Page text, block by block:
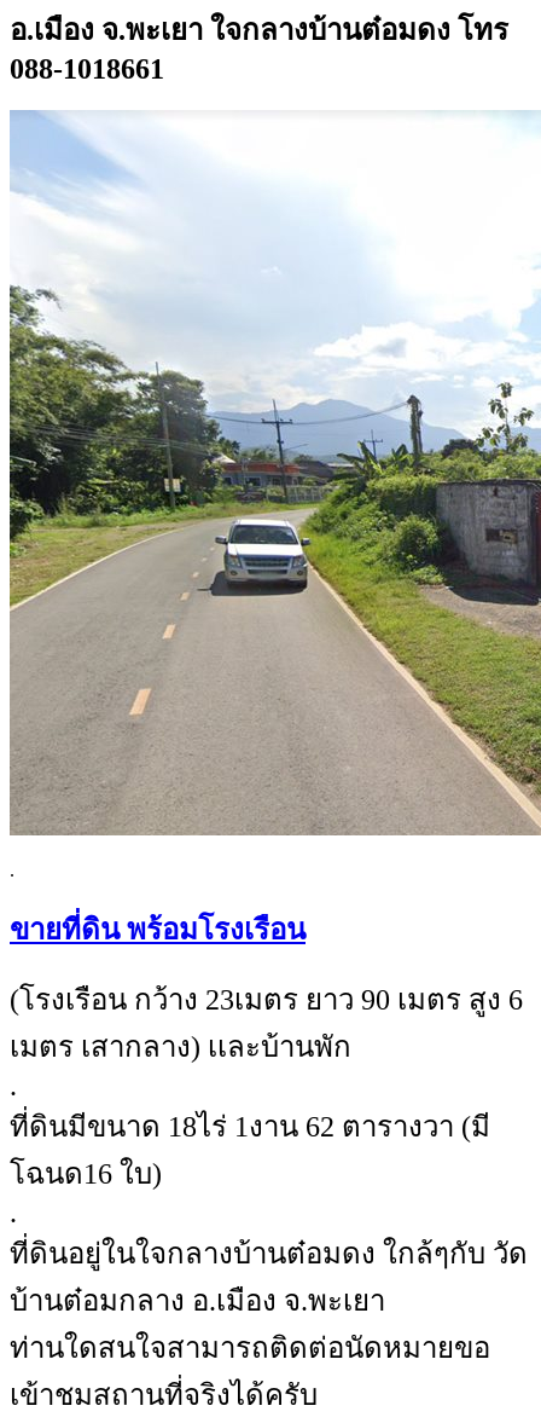
อ.เมือง จ.พะเยา ใจกลางบ้านต๋อมดง โทร
088-1018661
.
ขายที่ดิน พร้อมโรงเรือน
(โรงเรือน กว้าง 23เมตร ยาว 90 เมตร สูง 6
เมตร เสากลาง) เเละบ้านพัก
.
ที่ดินมีขนาด 18ไร่ 1งาน 62 ตารางวา (มี
โฉนด16 ใบ)
.
ที่ดินอยู่ในใจกลางบ้านต๋อมดง ใกล้ๆกับ วัด
บ้านต๋อมกลาง อ.เมือง จ.พะเยา
ท่านใดสนใจสามารถติดต่อนัดหมายขอ
เข้าชมสถานที่จริงได้ครับ